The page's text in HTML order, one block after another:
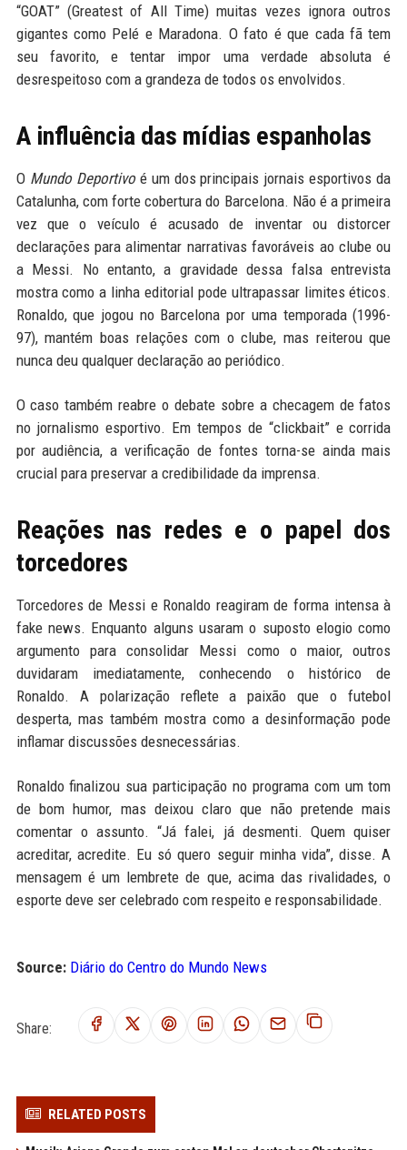
“GOAT” (Greatest of All Time) muitas vezes ignora outros
gigantes como Pelé e Maradona. O fato é que cada fã tem
seu favorito, e tentar impor uma verdade absoluta é
desrespeitoso com a grandeza de todos os envolvidos.
A influência das mídias espanholas
O Mundo Deportivoé um dos principais jornais esportivos da
Catalunha, com forte cobertura do Barcelona. Não é a primeira
vez que o veículo é acusado de inventar ou distorcer
declarações para alimentar narrativas favoráveis ao clube ou
a Messi. No entanto, a gravidade dessa falsa entrevista
mostra como a linha editorial pode ultrapassar limites éticos.
Ronaldo, que jogou no Barcelona por uma temporada (1996-
97), mantém boas relações com o clube, mas reiterou que
nunca deu qualquer declaração ao periódico.
O caso também reabre o debate sobre a checagem de fatos
no jornalismo esportivo. Em tempos de “clickbait” e corrida
por audiência, a verificação de fontes torna-se ainda mais
crucial para preservar a credibilidade da imprensa.
Reações nas redes e o papel dos
torcedores
Torcedores de Messi e Ronaldo reagiram de forma intensa à
fake news. Enquanto alguns usaram o suposto elogio como
argumento para consolidar Messi como o maior, outros
duvidaram imediatamente, conhecendo o histórico de
Ronaldo. A polarização reflete a paixão que o futebol
desperta, mas também mostra como a desinformação pode
inflamar discussões desnecessárias.
Ronaldo finalizou sua participação no programa com um tom
de bom humor, mas deixou claro que não pretende mais
comentar o assunto. “Já falei, já desmenti. Quem quiser
acreditar, acredite. Eu só quero seguir minha vida”, disse. A
mensagem é um lembrete de que, acima das rivalidades, o
esporte deve ser celebrado com respeito e responsabilidade.
Source: Diário do Centro do Mundo News
Share:
RELATED POSTS